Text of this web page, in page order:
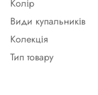
Колір
Види купальників
Колекція
Тип товару